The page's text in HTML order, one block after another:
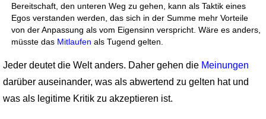
Bereitschaft, den unteren Weg zu gehen, kann als Taktik eines
Egos verstanden werden, das sich in der Summe mehr Vorteile
von der Anpassung als vom Eigensinn verspricht. Wäre es anders,
müsste das Mitlaufen als Tugend gelten.
Jeder deutet die Welt anders. Daher gehen die Meinungen
darüber auseinander, was als abwertend zu gelten hat und
was als legitime Kritik zu akzeptieren ist.